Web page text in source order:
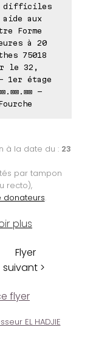
difficiles
aux
Forme
à 20
75018
le 32,
1er étage
-
à la date du : 23
par tampon
recto),
donateurs.
plus
Flyer
suivant >
flyer
EL HADJIE